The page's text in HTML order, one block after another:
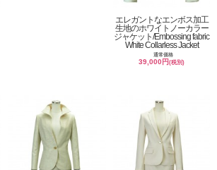
エレガントなエンボス加工
生地のホワイトノーカラー
ジャケット/Embossing fabric
White Collarless Jacket
通常価格
39,000円(税別)